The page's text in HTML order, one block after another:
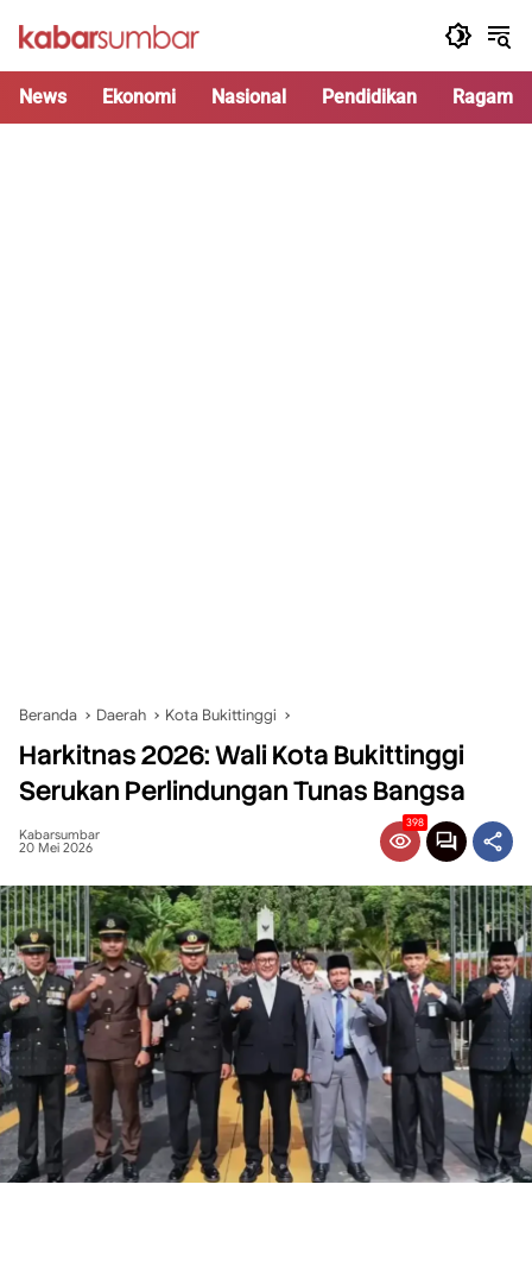
News Ekonomi Nasional Pendidikan Ragam
Beranda Daerah Kota Bukittinggi
Harkitnas 2026: Wali Kota Bukittinggi
Serukan Perlindungan Tunas Bangsa
Kabarsumbar
20 Mei 2026
398